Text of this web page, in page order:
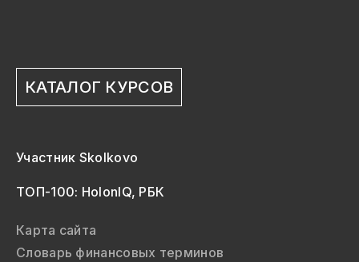
КАТАЛОГ КУРСОВ
Участник Skolkovo
ТОП-100: HolonIQ, РБК
Карта сайта
Словарь финансовых терминов